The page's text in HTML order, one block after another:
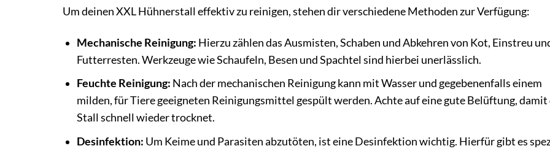
Um deinen XXL Hühnerstall effektiv zu reinigen, stehen dir verschiedene Methoden zur Verfügung:
Mechanische Reinigung: Hierzu zählen das Ausmisten, Schaben und Abkehren von Kot, Einstreu
Futterresten. Werkzeuge wie Schaufeln, Besen und Spachtel sind hierbei unerlässlich.
Feuchte Reinigung: Nach der mechanischen Reinigung kann mit Wasser und gegebenenfalls einem
milden, für Tiere geeigneten Reinigungsmittel gespült werden. Achte auf eine gute Belüftung, damit
Stall schnell wieder trocknet.
Desinfektion: Um Keime und Parasiten abzutöten, ist eine Desinfektion wichtig. Hierfür gibt es